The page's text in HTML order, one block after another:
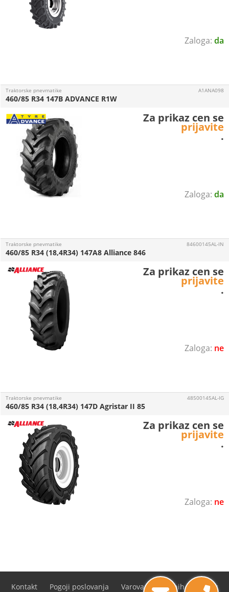
da
da
Traktorske pnevmatike
460/85 R34 147B ADVANCE R1W
A1ANA098
Za prikaz cen se
prijavite
.
ne
Traktorske pnevmatike
460/85 R34 (18,4R34) 147A8 Alliance 846
84600145AL-IN
Za prikaz cen se
prijavite
.
ne
Traktorske pnevmatike
460/85 R34 (18,4R34) 147D Agristar II 85
48500145AL-IG
Za prikaz cen se
prijavite
.
Kontakt Pogoji poslovanja Varovanje osebnih podatkov